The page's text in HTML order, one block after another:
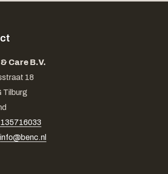
Care B.V.
18
Tilburg
info@benc.nl